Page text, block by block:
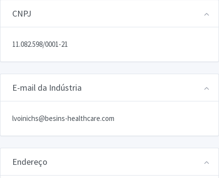
CNPJ
11.082.598/0001-21
E-mail da Indústria
lvoinichs@besins-healthcare.com
Endereço